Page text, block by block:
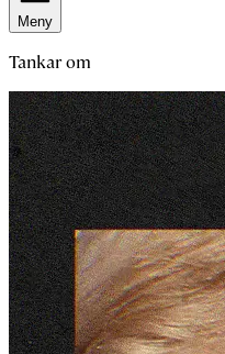
Meny
Tankar om